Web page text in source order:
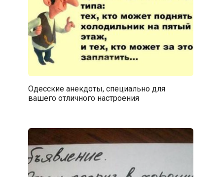
Одесские анекдоты, специально для
вашего отличного настроения